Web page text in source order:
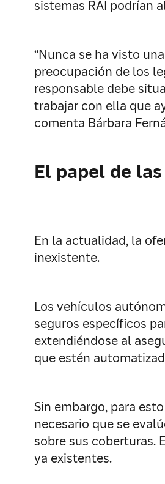
sistemas RAI podrían
“Nunca se ha visto
preocupación de los
responsable debe
trabajar con ella que
comenta Bárbara
El papel de
En la actualidad, la
inexistente.
Los vehículos
seguros específicos
extendiéndose al
que estén
Sin embargo, para
necesario que se
sobre sus coberturas.
ya existentes.